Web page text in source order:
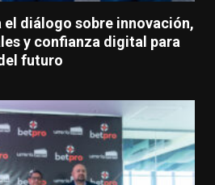
el diálogo sobre innovación,
y confianza digital para
futuro